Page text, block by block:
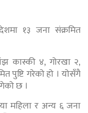
१३ जना संक्रमित
कास्की ४, गोरखा २,
पुष्टि गरेको हो । योसँगै
छ ।
महिला र अन्य ६ जना